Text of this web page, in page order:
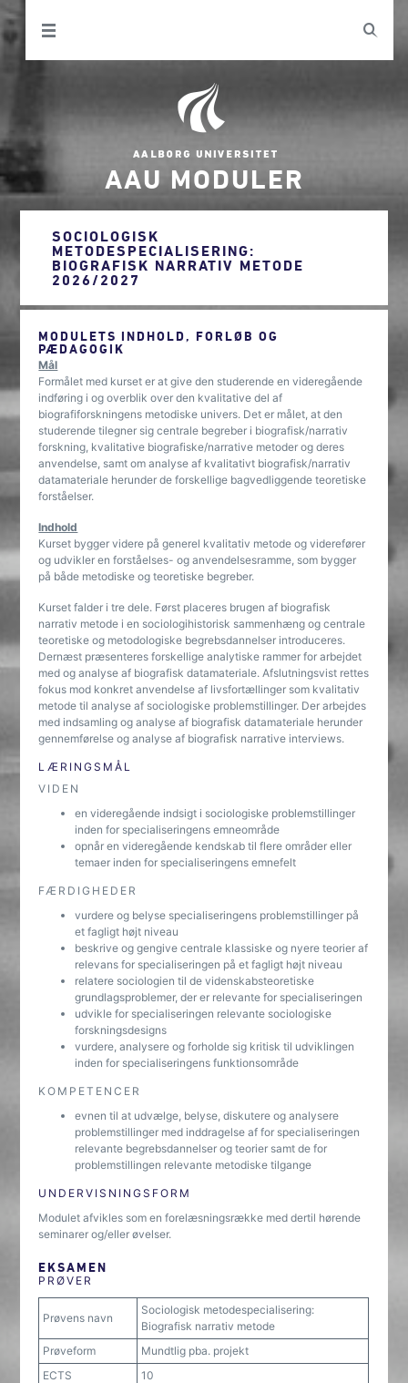
AAU MODULER
SOCIOLOGISK
METODESPECIALISERING:
BIOGRAFISK NARRATIV METODE
2026/2027
MODULETS INDHOLD, FORLØB OG
PÆDAGOGIK
Mål
Formålet med kurset er at give den studerende en videregående
indføring i og overblik over den kvalitative del af
biografiforskningens metodiske univers. Det er målet, at den
studerende tilegner sig centrale begreber i biografisk/narrativ
forskning, kvalitative biografiske/narrative metoder og deres
anvendelse, samt om analyse af kvalitativt biografisk/narrativ
datamateriale herunder de forskellige bagvedliggende teoretiske
forståelser.
Indhold
Kurset bygger videre på generel kvalitativ metode og viderefører
og udvikler en forståelses- og anvendelsesramme, som bygger
på både metodiske og teoretiske begreber.
Kurset falder i tre dele. Først placeres brugen af biografisk
narrativ metode i en sociologihistorisk sammenhæng og centrale
teoretiske og metodologiske begrebsdannelser introduceres.
Dernæst præsenteres forskellige analytiske rammer for arbejdet
med og analyse af biografisk datamateriale. Afslutningsvist rettes
fokus mod konkret anvendelse af livsfortællinger som kvalitativ
metode til analyse af sociologiske problemstillinger. Der arbejdes
med indsamling og analyse af biografisk datamateriale herunder
gennemførelse og analyse af biografisk narrative interviews.
LÆRINGSMÅL
VIDEN
en videregående indsigt i sociologiske problemstillinger
inden for specialiseringens emneområde
opnår en videregående kendskab til flere områder eller
temaer inden for specialiseringens emnefelt
FÆRDIGHEDER
vurdere og belyse specialiseringens problemstillinger på
et fagligt højt niveau
beskrive og gengive centrale klassiske og nyere teorier af
relevans for specialiseringen på et fagligt højt niveau
relatere sociologien til de videnskabsteoretiske
grundlagsproblemer, der er relevante for specialiseringen
udvikle for specialiseringen relevante sociologiske
forskningsdesigns
vurdere, analysere og forholde sig kritisk til udviklingen
inden for specialiseringens funktionsområde
KOMPETENCER
evnen til at udvælge, belyse, diskutere og analysere
problemstillinger med inddragelse af for specialiseringen
relevante begrebsdannelser og teorier samt de for
problemstillingen relevante metodiske tilgange
UNDERVISNINGSFORM
Modulet afvikles som en forelæsningsrække med dertil hørende
seminarer og/eller øvelser.
EKSAMEN
PRØVER
Prøvens navn
Sociologisk metodespecialisering:
Biografisk narrativ metode
Prøveform
Mundtlig pba. projekt
ECTS
10